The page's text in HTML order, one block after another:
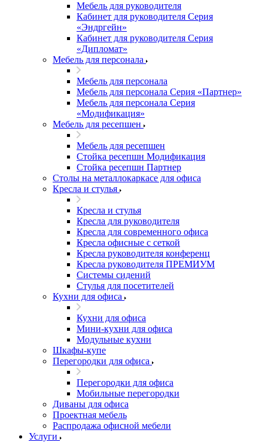
Мебель для руководителя
Кабинет для руководителя Серия
«Эндргейн»
Кабинет для руководителя Серия
«Дипломат»
Мебель для персонала
Мебель для персонала
Мебель для персонала Серия «Партнер»
Мебель для персонала Серия
«Модификация»
Мебель для ресепшен
Мебель для ресепшен
Стойка ресепшн Модификация
Стойка ресепшн Партнер
Столы на металлокаркасе для офиса
Кресла и стулья
Кресла и стулья
Кресла для руководителя
Кресла для современного офиса
Кресла офисные с сеткой
Кресла руководителя конференц
Кресла руководителя ПРЕМИУМ
Системы сидений
Стулья для посетителей
Кухни для офиса
Кухни для офиса
Мини-кухни для офиса
Модульные кухни
Шкафы-купе
Перегородки для офиса
Перегородки для офиса
Мобильные перегородки
Диваны для офиса
Проектная мебель
Распродажа офисной мебели
Услуги